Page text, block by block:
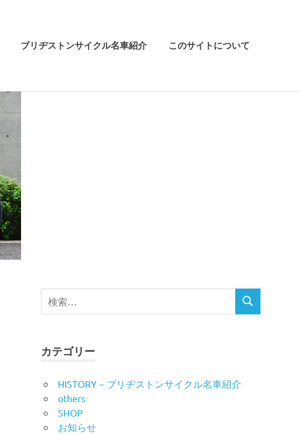
ブリヂストンサイクル名車紹介 このサイトについて
検
索
検
索
カテゴリー
HISTORY – ブリヂストンサイクル名車紹介
others
SHOP
お知らせ